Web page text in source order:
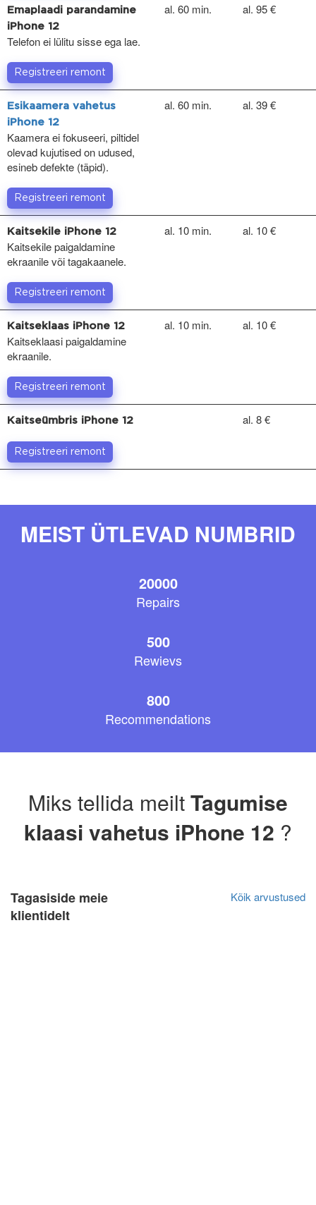
Emaplaadi parandamine
iPhone 12
Telefon ei lülitu sisse ega lae.
al. 60 min. al. 95 €
Registreeri remont
Esikaamera vahetus
iPhone 12
Kaamera ei fokuseeri, piltidel
olevad kujutised on udused,
esineb defekte (täpid).
al. 60 min. al. 39 €
Registreeri remont
Kaitsekile iPhone 12
Kaitsekile paigaldamine
ekraanile või tagakaanele.
al. 10 min. al. 10 €
Registreeri remont
Kaitseklaas iPhone 12
Kaitseklaasi paigaldamine
ekraanile.
al. 10 min. al. 10 €
Registreeri remont
Kaitseümbris iPhone 12 al. 8 €
Registreeri remont
MEIST ÜTLEVAD NUMBRID
20000
Repairs
500
Rewievs
800
Recommendations
Miks tellida meiltTagumise
klaasi vahetus iPhone 12 ?
Tagasiside meie
klientidelt
Kõik arvustused